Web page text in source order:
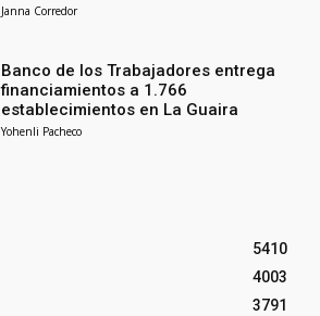
Janna Corredor
Banco de los Trabajadores entrega
financiamientos a 1.766
establecimientos en La Guaira
Yohenli Pacheco
5410
4003
3791